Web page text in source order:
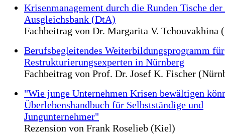
Krisenmanagement durch die Runden Tische der
Ausgleichsbank (DtA)
Fachbeitrag von Dr. Margarita V. Tchouvakhina
Berufsbegleitendes Weiterbildungsprogramm für
Restrukturierungsexperten in Nürnberg
Fachbeitrag von Prof. Dr. Josef K. Fischer
"Wie junge Unternehmen Krisen bewältigen
Überlebenshandbuch für Selbstständige und
Jungunternehmer"
Rezension von Frank Roselieb (Kiel)